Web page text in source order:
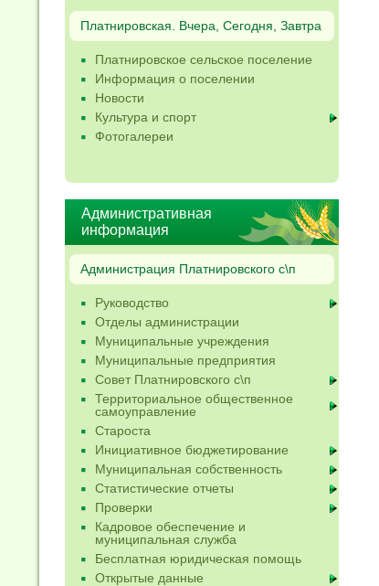
Платнировская. Вчера, Сегодня, Завтра
Платнировское сельское поселение
Информация о поселении
Новости
Культура и спорт
Фотогалереи
Административная
информация
Администрация Платнировского с\п
Руководство
Отделы администрации
Муниципальные учреждения
Муниципальные предприятия
Совет Платнировского с\п
Территориальное общественное
самоуправление
Староста
Инициативное бюджетирование
Муниципальная собственность
Статистические отчеты
Проверки
Кадровое обеспечение и
муниципальная служба
Бесплатная юридическая помощь
Открытые данные